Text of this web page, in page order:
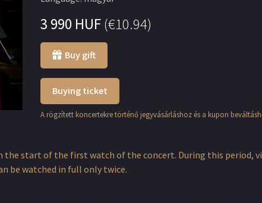
3 990 HUF(€10.94)
Buy gift
Buying ticket
A rögzített koncertekre történő jegyvásárláshoz és a kupon
start of the first watch of the concert. During this period,
be watched in full only twice.